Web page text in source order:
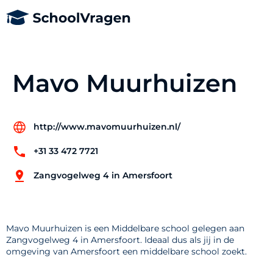
Mavo Muurhuizen
http://www.mavomuurhuizen.nl/
+31 33 472 7721
Zangvogelweg 4 in Amersfoort
Mavo Muurhuizen is een Middelbare school gelegen aan
Zangvogelweg 4 in Amersfoort. Ideaal dus als jij in de
omgeving van Amersfoort een middelbare school zoekt.